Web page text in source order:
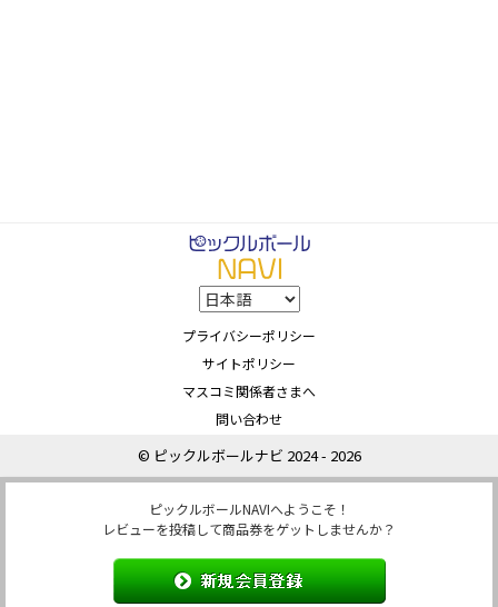
プライバシーポリシー
サイトポリシー
マスコミ関係者さまへ
問い合わせ
© ピックルボールナビ 2024 - 2026
ピックルボールNAVIへようこそ！
レビューを投稿して商品券をゲットしませんか？